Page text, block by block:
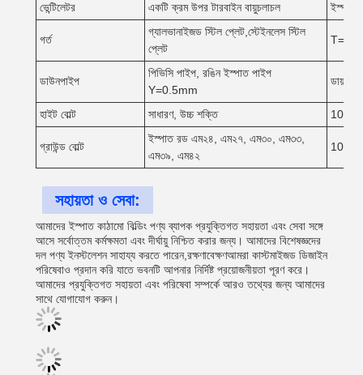
ভেন্টিলেটর
একটি ক্রম উপর টারবাইন বায়ুচলাচল ইস্পাত,
গর্ত
গ্যালভানাইজড স্টিল প্লেট,স্টেইনলেস স্টিল
প্লেট
T=2.0
ডাউনপাইপ
পিভিসি পাইপ, রঙিন ইস্পাত পাইপ
Y=0.5mm
ডায়াল
হাইট বোল্ট সাধারণ, উচ্চ শক্তি
গ্রাউন্ড বোল্ট
ইস্পাত রড এম২৪, এম২৭, এম৩০, এম৩৩,
এম৩৯, এম৪২
10.9S
সহায়তা ও সেবা:
আমাদের ইস্পাত কাঠামো বিল্ডিং পণ্য ব্যাপক প্রযুক্তিগত সহায়তা এবং সেবা সঙ্গে
আসে সর্বোত্তম কর্মক্ষমতা এবং দীর্ঘায়ু নিশ্চিত করার জন্য। আমাদের বিশেষজ্ঞদের
দল পণ্য ইনস্টলেশন সাহায্য করতে পারেন,রক্ষণাবেক্ষণআমরা কাস্টমাইজড ডিজাইন
পরিষেবাও প্রদান করি যাতে ভবনটি আপনার নির্দিষ্ট প্রয়োজনীয়তা পূরণ করে।
আমাদের প্রযুক্তিগত সহায়তা এবং পরিষেবা সম্পর্কে আরও তথ্যের জন্য আমাদের
সাথে যোগাযোগ করুন।